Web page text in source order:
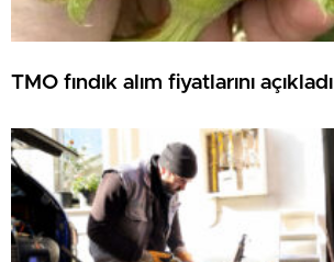
TMO fındık alım fiyatlarını açıkladı